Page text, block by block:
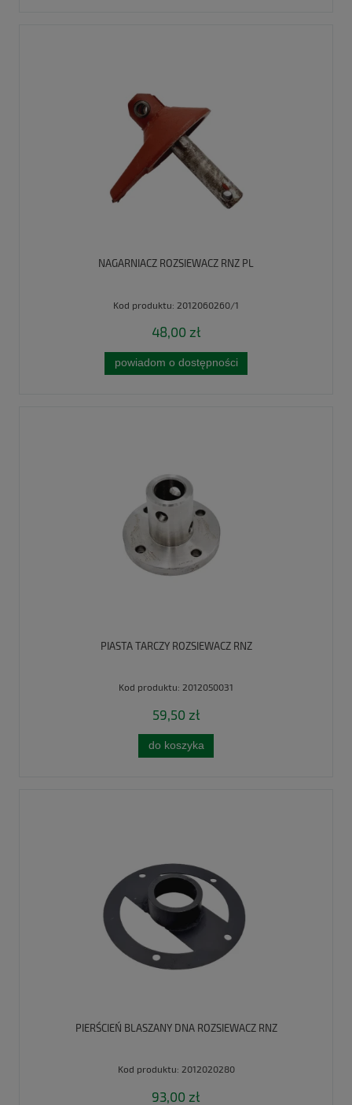
NAGARNIACZ ROZSIEWACZ RNZ PL
Kod produktu: 2012060260/1
48,00 zł
powiadom o dostępności
PIASTA TARCZY ROZSIEWACZ RNZ
Kod produktu: 2012050031
59,50 zł
do koszyka
PIERŚCIEŃ BLASZANY DNA ROZSIEWACZ RNZ
Kod produktu: 2012020280
93,00 zł